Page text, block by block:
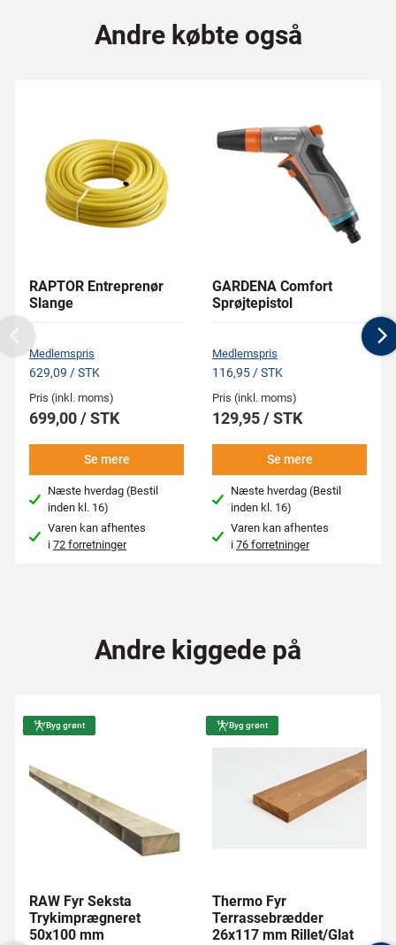
Andre købte også
RAPTOR Entreprenør
Slange
Medlemspris
629,09 / STK
Pris (inkl. moms)
699,00 / STK
Se mere
Næste hverdag (Bestil
inden kl. 16)
Varen kan afhentes
i72 forretninger
GARDENA Comfort
Sprøjtepistol
Medlemspris
116,95 / STK
Pris (inkl. moms)
129,95 / STK
Se mere
Næste hverdag (Bestil
inden kl. 16)
Varen kan afhentes
i76 forretninger
Previous
Andre kiggede på
Byg grønt
RAW Fyr Seksta
Trykimprægneret
50x100 mm
Byg grønt
Thermo Fyr
Terrassebrædder
26x117 mm Rillet/Glat